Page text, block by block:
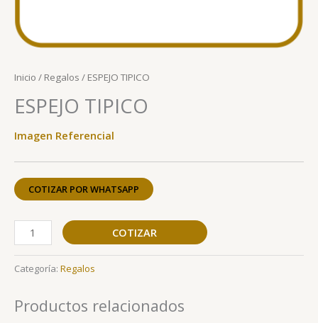
Inicio / Regalos / ESPEJO TIPICO
ESPEJO TIPICO
Imagen Referencial
COTIZAR POR WHATSAPP
COTIZAR
Categoría: Regalos
Productos relacionados